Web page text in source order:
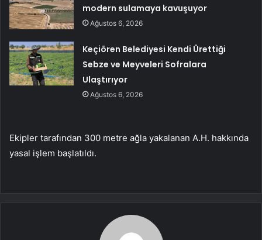
modern sulamaya kavuşuyor
Ağustos 6, 2026
Keçiören Belediyesi Kendi Ürettiği
Sebze ve Meyveleri Sofralara
Ulaştırıyor
Ağustos 6, 2026
Ekipler tarafından 300 metre ağla yakalanan A.H. hakkında
yasal işlem başlatıldı.